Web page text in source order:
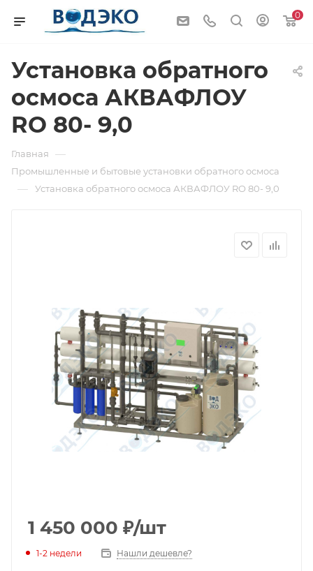
0
Установка обратного
осмоса АКВАФЛОУ
RO 80- 9,0
Главная —
Промышленные и бытовые установки обратного осмоса
— Установка обратного осмоса АКВАФЛОУ RO 80- 9,0
1 450 000 ₽/шт
1-2 недели Нашли дешевле?